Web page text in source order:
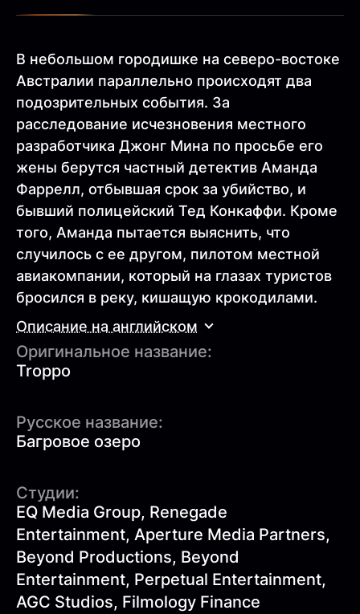
В небольшом городишке на северо-востоке
Австралии параллельно происходят два
подозрительных события. За
расследование исчезновения местного
разработчика Джонг Мина по просьбе его
жены берутся частный детектив Аманда
Фаррелл, отбывшая срок за убийство, и
бывший полицейский Тед Конкаффи. Кроме
того, Аманда пытается выяснить, что
случилось с ее другом, пилотом местной
авиакомпании, который на глазах туристов
бросился в реку, кишащую крокодилами.
Описание на английском
Оригинальное название:
Troppo
Русское название:
Багровое озеро
Студии:
EQ Media Group, Renegade
Entertainment, Aperture Media Partners,
Beyond Productions, Beyond
Entertainment, Perpetual Entertainment,
AGC Studios, Filmology Finance